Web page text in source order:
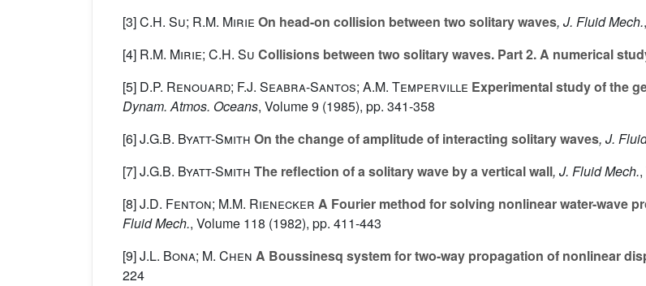
[3]C.H. Su; R.M. Mirie On head-on collision between two solitary waves, J. Fluid Mech.
[4] R.M. Mirie; C.H. Su Collisions between two solitary waves. Part 2. A numerical
[5] D.P. Renouard; F.J. Seabra-Santos; A.M. Temperville Experimental study of the
Dynam. Atmos. Oceans, Volume 9 (1985), pp. 341-358
[6]J.G.B. Byatt-Smith On the change of amplitude of interacting solitary waves, J.
[7]J.G.B. Byatt-Smith The reflection of a solitary wave by a vertical wall, J. Fluid Mech.
[8]J.D. Fenton; M.M. Rienecker A Fourier method for solving nonlinear water-wave
Fluid Mech., Volume 118 (1982), pp. 411-443
[9]J.L. Bona; M. Chen A Boussinesq system for two-way propagation of nonlinear
224